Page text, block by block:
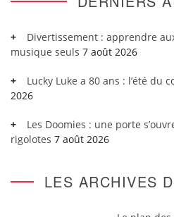
Divertissement : apprendre
musique seuls 7 août 2026
Lucky Luke a 80 ans : l’été du
2026
Les Doomies : une porte
rigolotes 7 août 2026
LES ARCHIVES